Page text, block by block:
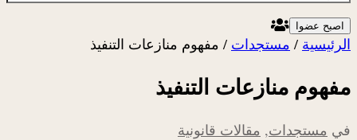
اصبح عضوا
الرئيسية / مستجدات / مفهوم منازعات التنفيذ
مفهوم منازعات التنفيذ
في مستجدات, مقالات قانونية